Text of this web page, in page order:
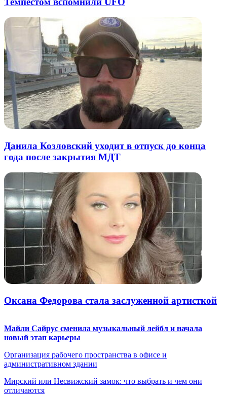
Данила Козловский уходит в отпуск до конца
года после закрытия МДТ
Оксана Федорова стала заслуженной артисткой
Майли Сайрус сменила музыкальный лейбл и начала
новый этап карьеры
Организация рабочего пространства в офисе и
административном здании
Мирский или Несвижский замок: что выбрать и чем они
отличаются